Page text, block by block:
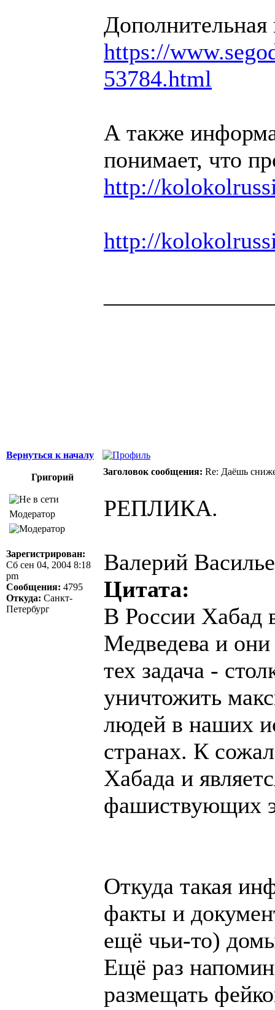
https://
53784.html
А также
понимает, что
http://
http://
Вернуться к началу
Григорий
Заголовок сообщения: Re: Даёшь
Модератор
Зарегистрирован:
Сб сен 04, 2004 8:18
pm
Сообщения: 4795
Откуда: Санкт-
Петербург
РЕПЛИКА.
Валерий
Цитата:
В России Хабад
Медведева и
тех задача -
уничтожить
людей в наших
странах. К
Хабада и
фашиствующих
Откуда такая
факты и
ещё чьи-то)
Ещё раз
размещать